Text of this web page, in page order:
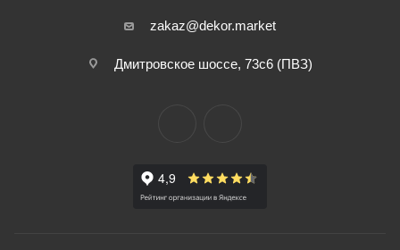
zakaz@dekor.market
Дмитровское шоссе, 73с6 (ПВЗ)